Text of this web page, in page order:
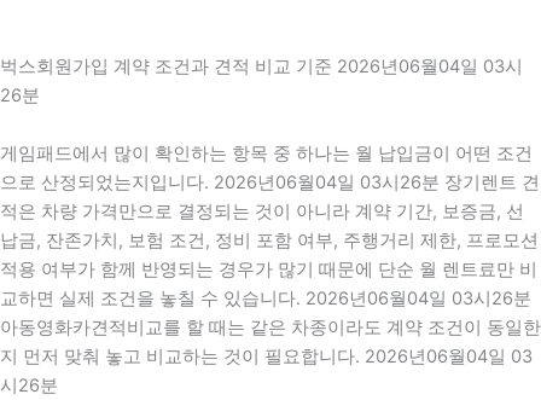
벅스회원가입 계약 조건과 견적 비교 기준 2026년06월04일 03시
26분
게임패드에서 많이 확인하는 항목 중 하나는 월 납입금이 어떤 조건
으로 산정되었는지입니다. 2026년06월04일 03시26분 장기렌트 견
적은 차량 가격만으로 결정되는 것이 아니라 계약 기간, 보증금, 선
납금, 잔존가치, 보험 조건, 정비 포함 여부, 주행거리 제한, 프로모션
적용 여부가 함께 반영되는 경우가 많기 때문에 단순 월 렌트료만 비
교하면 실제 조건을 놓칠 수 있습니다. 2026년06월04일 03시26분
아동영화카견적비교를 할 때는 같은 차종이라도 계약 조건이 동일한
지 먼저 맞춰 놓고 비교하는 것이 필요합니다. 2026년06월04일 03
시26분